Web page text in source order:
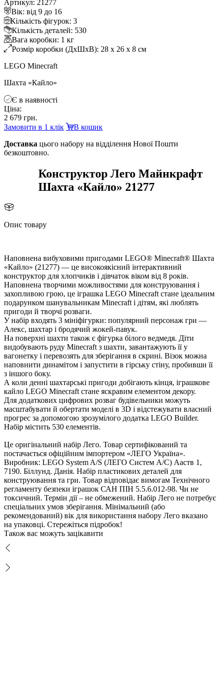
Артикул: 21277
ік: від 9 до 16
Кількість фігурок: 3
Кількість деталей: 530
ага коробки: 1 к
Розмір коробки (ДхШхВ): 28 x 26 x 8 см
LEGO Minecraft
Шахта «Кайло»
Є в наявності
Ціна:
2 679 грн.
Замовити в 1 клік
кошик
Доставка цього набору на відділення Нової Пошти
езкоштовно.
Конструктор Лего Майнкрафт
Шахта «Кайло» 21277
Опис товару
Наповнена вибуховими пригодами LEGO® Minecraft® Шахта
«Кайло» (21277) — це високоякісний інтерактивний
конструктор для хлопчиків і дівчаток віком від 8 років.
Наповнена творчими можливостями для конструювання і
захопливою грою, це іграшка LEGO Minecraft стане ідеальним
подарунком шанувальникам Minecraft і дітям, які люблять
пригоди й творчі розваги.
У набір входять 3 мініфігурки: популярний персонаж гри —
Алекс, шахтар і бродячий жокей-павук.
На поверхні шахти також є фігурка білого ведмедя. Діти
идобувають руду Minecraft з шахти, завантажують її у
агонетку і перевозять для зберігання в скрині. Візок можна
наповнити динамітом і запустити в гірську стіну, пробивши її
з іншого боку.
А коли денні шахтарські пригоди добігають кінця, іграшкове
кайло LEGO Minecraft стане яскравим елементом декору.
Для додаткових цифрових розваг будівельники можуть
масштабувати й обертати моделі в 3D і відстежувати власний
прогрес за допомогою зрозумілого додатка LEGO Builder.
Набір містить 530 елементів.
Це оригінальний набір Лего. Товар сертифікований та
постачається офіційним імпортером «ЛЕГО Україна».
иробник: LEGO System A/S (ЛЕГО Систем А/С) Ааств 1,
7190. Біллунд. Данія. Набір пластикових деталей для
конструювання та гри. Товар відповідає вимогам Технічного
регламенту безпеки іграшок САН ПІН 5.5.6.012-98. Чи не
токсичний. Термін дії – не обмежений. Набір Лего не потребує
спеціальних умов зберігання. Мінімальний (або
рекомендований) вік для використання набору Лего вказано
на упаковці. Стережіться підробок!
Також вас можуть зацікавити